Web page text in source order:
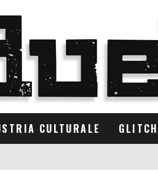
CULTURALE GLITCH